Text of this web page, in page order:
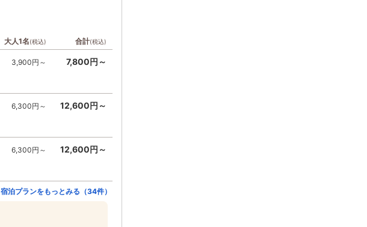
大人1名(税込) 合計(税込)
3,900円～ 7,800円～
6,300円～ 12,600円～
6,300円～ 12,600円～
宿泊プランをもっとみる（34件）